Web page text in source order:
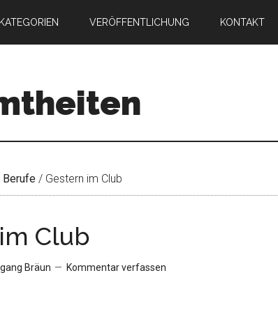
KATEGORIEN VERÖFFENTLICHUNG KONTAKT
Berufe / Gestern im Club
Club
Bräun Kommentar verfassen